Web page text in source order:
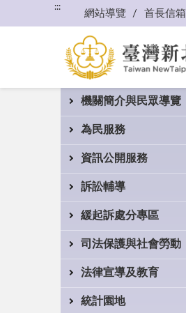
:::
網站導覽 首長信箱
機關簡介與民眾導覽
為民服務
資訊公開服務
訴訟輔導
緩起訴處分專區
司法保護與社會勞動
法律宣導及教育
統計園地